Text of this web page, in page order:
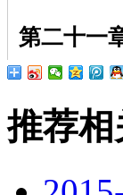
第二十一
推荐